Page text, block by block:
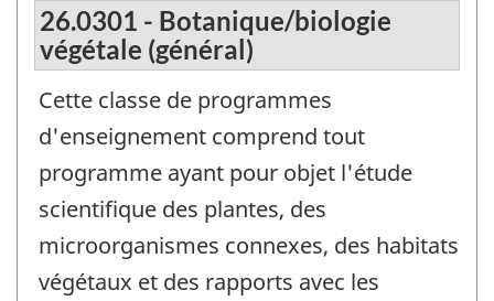
26.0301 - Botanique/biologie
végétale (général)
Cette classe de programmes
d'enseignement comprend tout
programme ayant pour objet l'étude
scientifique des plantes, des
microorganismes connexes, des habitats
végétaux et des rapports avec les